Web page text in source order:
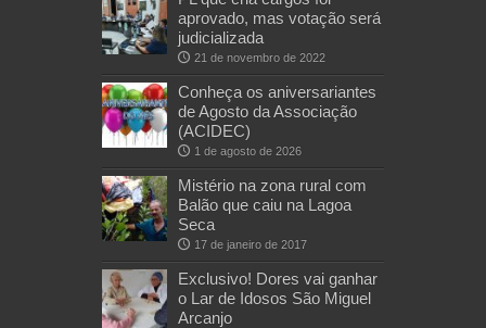
aprovado, mas votação será
judicializada
21 de novembro de 2022
Conheça os aniversariantes
de Agosto da Associação
(ACIDEC)
1 de agosto de 2026
Mistério na zona rural com
Balão que caiu na Lagoa
Seca
17 de janeiro de 2017
Exclusivo! Dores vai ganhar
o Lar de Idosos São Miguel
Arcanjo